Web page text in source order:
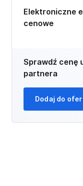
Elektroniczne
cenowe
Sprawdź cenę
partnera
Dodaj do